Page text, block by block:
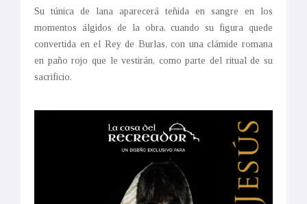
Su túnica de lana aparecerá teñida en sangre en los
momentos álgidos de la obra, cuando su figura quede
convertida en el Rey de Burlas, con una clámide romana
en paño rojo que le vestirán, como parte del ritual de su
sacrificio.